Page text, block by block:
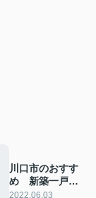
川口市のおすす
め 新築一戸建
て 情報
2022.06.03